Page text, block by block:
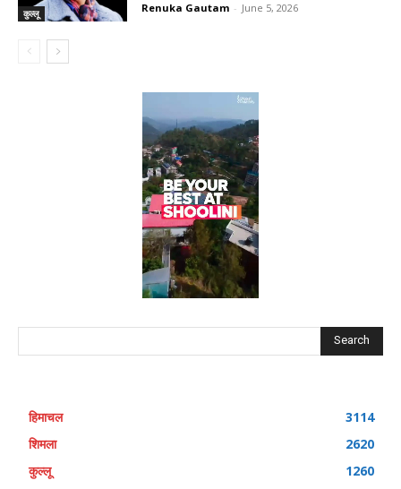
कुल्लू Renuka Gautam - June 5, 2026
Search
हिमाचल
3114
शिमला
2620
कुल्लू
1260